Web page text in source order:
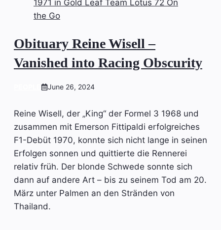
Obituary Reine Wisell –
Vanished into Racing Obscurity
June 26, 2024
Reine Wisell, der „King“ der Formel 3 1968 und
zusammen mit Emerson Fittipaldi erfolgreiches
F1-Debüt 1970, konnte sich nicht lange in seinen
Erfolgen sonnen und quittierte die Rennerei
relativ früh. Der blonde Schwede sonnte sich
dann auf andere Art – bis zu seinem Tod am 20.
März unter Palmen an den Stränden von
Thailand.